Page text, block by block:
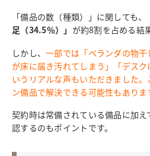
「備品の数（種類）」に関しても、
足（34.5％）」 が約8割を占める結
しかし、一部では「ベランダの物
が床に届き汚れてしまう」「デス
いうリアルな声もいただきました
ン備品で解決できる可能性もありま
契約時は常備されている備品に加
認するのもポイントです。